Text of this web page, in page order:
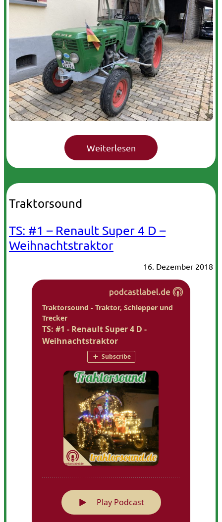
Traktorsound
TS: #1 – Renault Super 4 D –
Weihnachtstraktor
16. Dezember 2018